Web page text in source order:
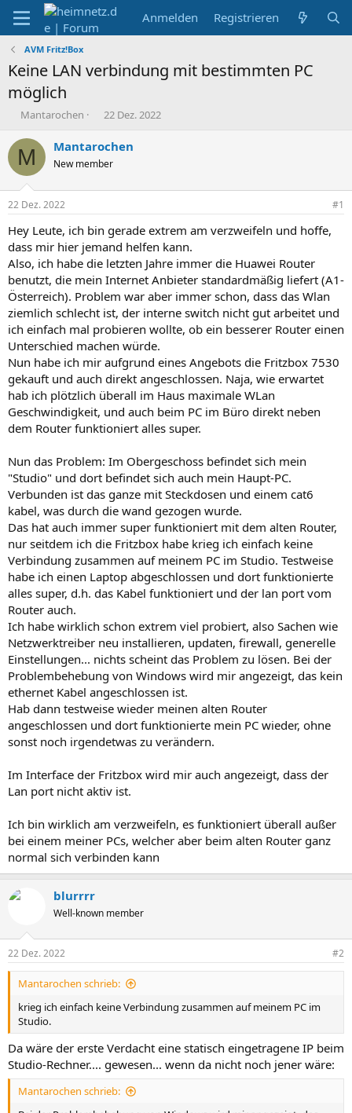
Anmelden Registrieren
AVM Fritz!Box
Keine LAN verbindung mit bestimmten PC
möglich
E
s
t
e
r
Mantarochen
E
s
e
t
a
m
22 Dez. 2022
M Mantarochen
New member
22 Dez. 2022 #1
Hey Leute, ich bin gerade extrem am verzweifeln und hoffe,
dass mir hier jemand helfen kann.
Also, ich habe die letzten Jahre immer die Huawei Router
benutzt, die mein Internet Anbieter standardmäßig liefert (A1-
Österreich). Problem war aber immer schon, dass das Wlan
ziemlich schlecht ist, der interne switch nicht gut arbeitet und
ich einfach mal probieren wollte, ob ein besserer Router einen
Unterschied machen würde.
Nun habe ich mir aufgrund eines Angebots die Fritzbox 7530
gekauft und auch direkt angeschlossen. Naja, wie erwartet
hab ich plötzlich überall im Haus maximale WLan
Geschwindigkeit, und auch beim PC im Büro direkt neben
dem Router funktioniert alles super.
Nun das Problem: Im Obergeschoss befindet sich mein
"Studio" und dort befindet sich auch mein Haupt-PC.
Verbunden ist das ganze mit Steckdosen und einem cat6
kabel, was durch die wand gezogen wurde.
Das hat auch immer super funktioniert mit dem alten Router,
nur seitdem ich die Fritzbox habe krieg ich einfach keine
Verbindung zusammen auf meinem PC im Studio. Testweise
habe ich einen Laptop abgeschlossen und dort funktionierte
alles super, d.h. das Kabel funktioniert und der lan port vom
Router auch.
Ich habe wirklich schon extrem viel probiert, also Sachen wie
Netzwerktreiber neu installieren, updaten, firewall, generelle
Einstellungen... nichts scheint das Problem zu lösen. Bei der
Problembehebung von Windows wird mir angezeigt, das kein
ethernet Kabel angeschlossen ist.
Hab dann testweise wieder meinen alten Router
angeschlossen und dort funktionierte mein PC wieder, ohne
sonst noch irgendetwas zu verändern.
Im Interface der Fritzbox wird mir auch angezeigt, dass der
Lan port nicht aktiv ist.
Ich bin wirklich am verzweifeln, es funktioniert überall außer
bei einem meiner PCs, welcher aber beim alten Router ganz
normal sich verbinden kann
blurrrr
Well-known member
22 Dez. 2022 #2
Mantarochen schrieb:
krieg ich einfach keine Verbindung zusammen auf meinem PC im
Studio.
Da wäre der erste Verdacht eine statisch eingetragene IP beim
Studio-Rechner.... gewesen... wenn da nicht noch jener wäre:
Mantarochen schrieb: